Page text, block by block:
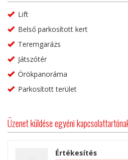
Lift
Belső parkosított kert
Teremgarázs
Játszótér
Örökpanoráma
Parkosított terület
Üzenet küldése egyéni
Értékesítés